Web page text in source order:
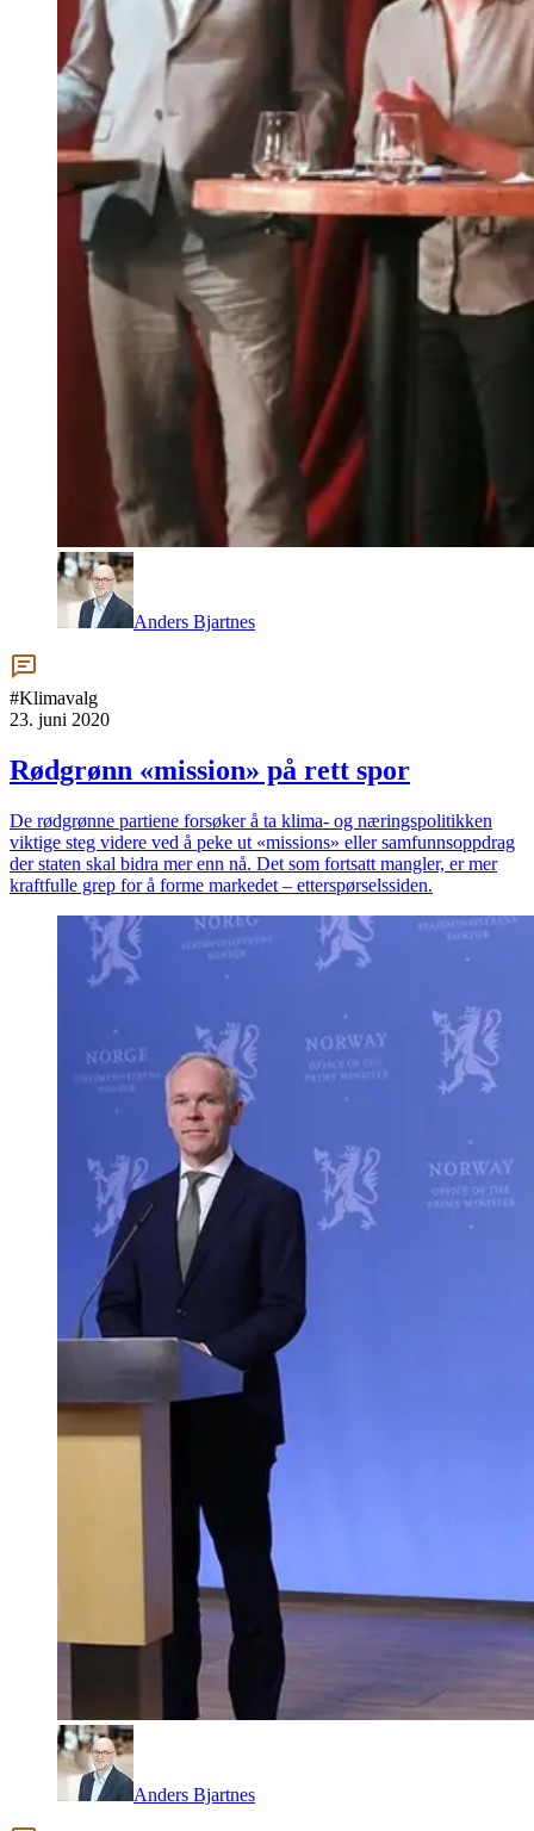
Anders Bjartnes
#Klimavalg
23. juni 2020
Rødgrønn «mission» på rett spor
De rødgrønne partiene forsøker å ta klima- og næringspolitikken
viktige steg videre ved å peke ut «missions» eller samfunnsoppdrag
der staten skal bidra mer enn nå. Det som fortsatt mangler, er mer
kraftfulle grep for å forme markedet – etterspørselssiden.
Anders Bjartnes